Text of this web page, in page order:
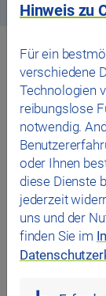
das
Hinweis zu
Für ein
verschiedene
Technologien
reibungslose
notwendig.
oder Ihnen
diese Dienste
jederzeit
uns und der
finden Sie im